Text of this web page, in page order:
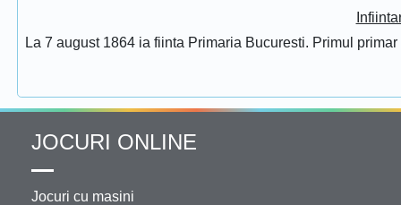
La 7 august 1864 ia fiinta Primaria Bucuresti. Primul
JOCURI ONLINE
Jocuri cu masini